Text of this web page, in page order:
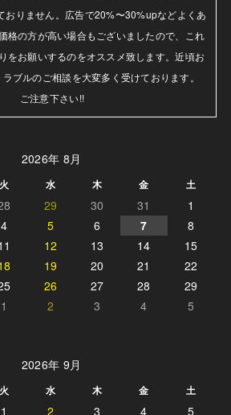
おりません。広告で20%〜30%upなどよくあ
格の方が高い場合もございましたので、これ
をお願いするのをオススメ致します。近頃お
ブルのご相談を大変多く受けております。
ご注意下さい!!
2026年 8月
火 水 木 金 土
29 30 31
1
4 5 6 7
8
12 13 14
15
19 20 21
22
26 27 28
29
1 2 3 4 5
2026年 9月
火 水 木 金 土
1 2 3 4 5